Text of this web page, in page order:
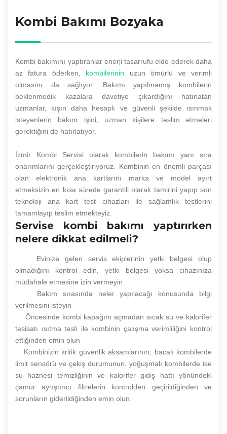
Kombi Bakımı Bozyaka
Kombi bakımını yaptıranlar enerji tasarrufu elde ederek daha
az fatura öderken, kombilerinin uzun ömürlü ve verimli
olmasını da sağlıyor. Bakımı yapılmamış kombilerin
beklenmedik kazalara davetiye çıkardığını hatırlatan
uzmanlar, kışın daha hesaplı ve güvenli şekilde ısınmak
isteyenlerin bakım işini, uzman kişilere teslim etmeleri
gerektiğini de hatırlatıyor.
İzmir Kombi Servisi olarak kombilerin bakımı yanı sıra
onarımlarını gerçekleştiriyoruz. Kombinin en önemli parçası
olan elektronik ana kartlarını marka ve model ayırt
etmeksizin en kısa sürede garantili olarak tamirini yapıp son
teknoloji ana kart test cihazları ile sağlamlık testlerini
tamamlayıp teslim etmekteyiz.
Servise kombi bakımı yaptırırken
nelere dikkat edilmeli?
Evinize gelen servis ekiplerinin yetki belgesi olup
olmadığını kontrol edin, yetki belgesi yoksa cihazınıza
müdahale etmesine izin vermeyin
Bakım sırasında neler yapılacağı konusunda bilgi
verilmesini isteyin
Öncesinde kombi kapağını açmadan sıcak su ve kalorifer
tesisatı ısıtma testi ile kombinin çalışma verimliliğini kontrol
ettiğinden emin olun
Kombinizin kritik güvenlik aksamlarının; bacalı kombilerde
limit sensörü ve çekiş durumunun, yoğuşmalı kombilerde ise
su haznesi temizliğinin ve kalorifer gidiş hattı yönündeki
çamur ayrıştırıcı filtrelerin kontrolden geçirildiğinden ve
sorunların giderildiğinden emin olun.